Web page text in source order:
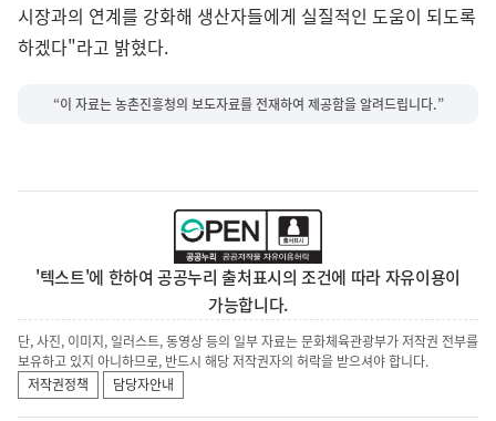
시장과의 연계를 강화해 생산자들에게 실질적인 도움이 되도록
하겠다"라고 밝혔다.
“이 자료는 농촌진흥청의 보도자료를 전재하여 제공함을 알려드립니다.”
'텍스트'에 한하여 공공누리 출처표시의 조건에 따라 자유이용이
가능합니다.
단, 사진, 이미지, 일러스트, 동영상 등의 일부 자료는 문화체육관광부가 저작권 전부를
보유하고 있지 아니하므로, 반드시 해당 저작권자의 허락을 받으셔야 합니다.
저작권정책
담당자안내